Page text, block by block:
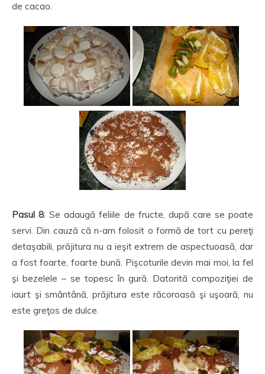
de cacao.
Pasul 8: Se adaugă feliile de fructe, după care se poate
servi. Din cauză că n-am folosit o formă de tort cu pereţi
detaşabili, prăjitura nu a ieşit extrem de aspectuoasă, dar
a fost foarte, foarte bună. Pişcoturile devin mai moi, la fel
şi bezelele – se topesc în gură. Datorită compoziţiei de
iaurt şi smântână, prăjitura este răcoroasă şi uşoară, nu
este greţos de dulce.